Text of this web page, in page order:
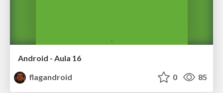
Android - Aula 16
flagandroid
0 85